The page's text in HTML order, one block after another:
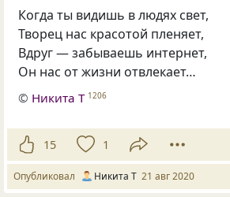
Когда ты видишь в людях свет,
Творец нас красотой пленяет,
Вдруг — забываешь интернет,
Он нас от жизни отвлекает…
© Никита Т 1206
15 1
Опубликовал Никита Т 21 авг 2020